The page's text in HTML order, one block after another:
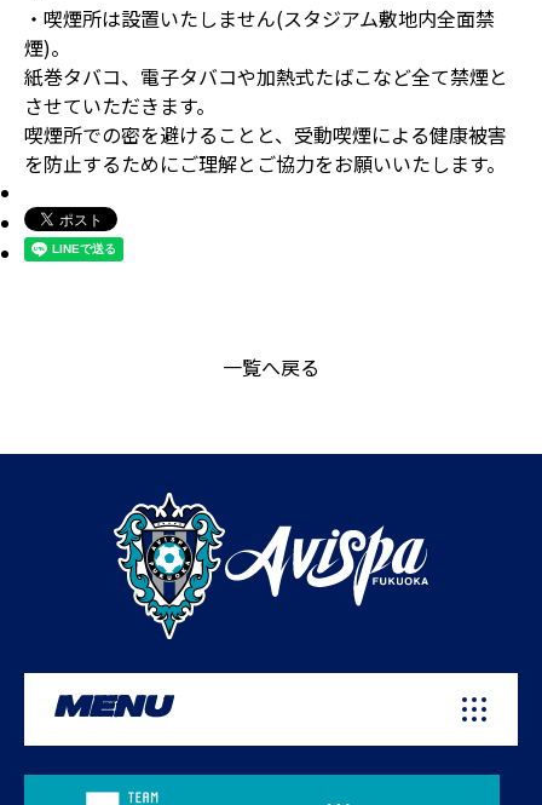
・喫煙所は設置いたしません(スタジアム敷地内全面禁
煙)。
紙巻タバコ、電子タバコや加熱式たばこなど全て禁煙と
させていただきます。
喫煙所での密を避けることと、受動喫煙による健康被害
を防止するためにご理解とご協力をお願いいたします。
一覧へ戻る
MENU